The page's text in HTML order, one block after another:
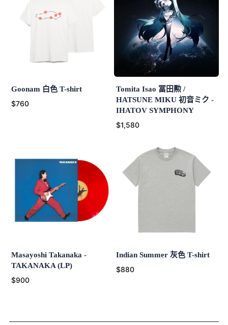
Goonam 白色 T-shirt
$760
Tomita Isao 冨田勲 /
HATSUNE MIKU 初音ミク -
IHATOV SYMPHONY
$1,580
Masayoshi Takanaka -
TAKANAKA (LP)
$900
Indian Summer 灰色 T-shirt
$880